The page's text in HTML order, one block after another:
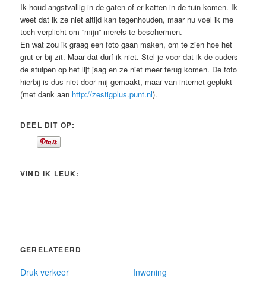
Ik houd angstvallig in de gaten of er katten in de tuin komen. Ik
weet dat ik ze niet altijd kan tegenhouden, maar nu voel ik me
toch verplicht om “mijn” merels te beschermen.
En wat zou ik graag een foto gaan maken, om te zien hoe het
grut er bij zit. Maar dat durf ik niet. Stel je voor dat ik de ouders
de stuipen op het lijf jaag en ze niet meer terug komen. De foto
hierbij is dus niet door mij gemaakt, maar van internet geplukt
(met dank aan http://zestigplus.punt.nl).
DEEL DIT OP:
VIND IK LEUK:
GERELATEERD
Druk verkeer
Inwoning